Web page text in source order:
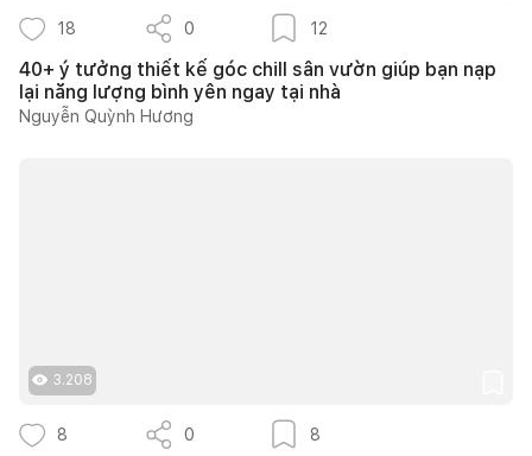
18 0 12
40+ ý tưởng thiết kế góc chill sân vườn giúp bạn nạp
lại năng lượng bình yên ngay tại nhà
Nguyễn Quỳnh Hương
3.208
8 0 8